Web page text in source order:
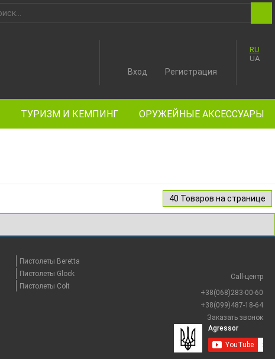
RU
UA
Вход Регистрация
ТУРИЗМ И КЕМПИНГ ОРУЖЕЙНЫЕ АКСЕССУАРЫ
Пистолеты Beretta
Пистолеты Glock
Пистолеты Colt
Call-центр
+38(068)283-00-60
+38(099)487-18-64
Заказать звонок